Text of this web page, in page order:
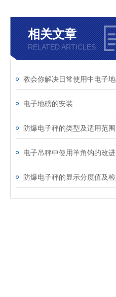
相关文章
RELATED ARTICLES
电子地磅的安装
防爆电子秤的类型及适用范围
电子吊秤中使用羊角钩的改进